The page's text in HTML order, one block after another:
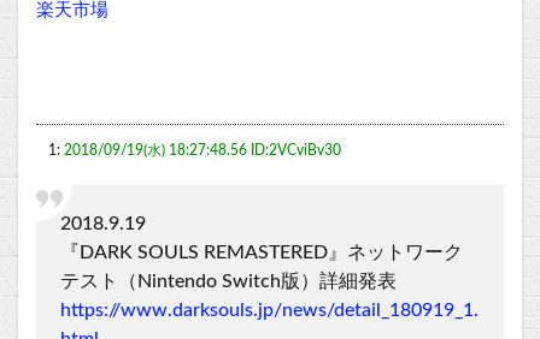
楽天市場
1: 2018/09/19(水) 18:27:48.56 ID:2VCviBv30
2018.9.19
『DARK SOULS REMASTERED』ネットワーク
テスト（Nintendo Switch版）詳細発表
https://www.darksouls.jp/news/detail_180919_1.